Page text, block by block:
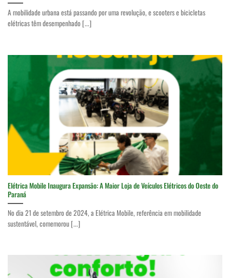
A mobilidade urbana está passando por uma revolução, e scooters e bicicletas
elétricas têm desempenhado [...]
Elétrica Mobile Inaugura Expansão: A Maior Loja de Veículos Elétricos do Oeste do
Paraná
No dia 21 de setembro de 2024, a Elétrica Mobile, referência em mobilidade
sustentável, comemorou [...]